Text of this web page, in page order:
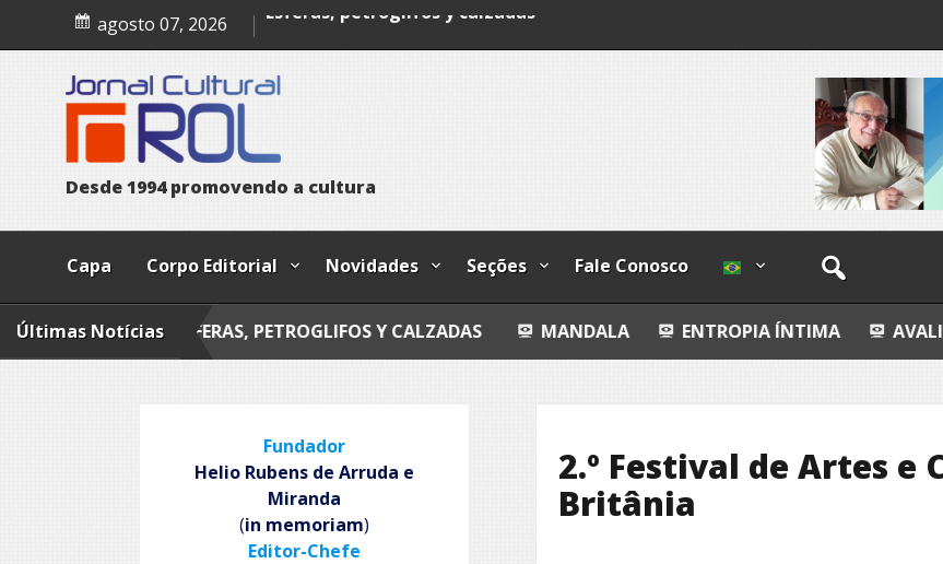
content
agosto 07, 2026
Desde1994 promovendo a cultura
Capa Corpo Editorial Novidades Seções Fale Conosco
Últimas Notícias
ESFERAS, PETROGLIFOS Y CALZADAS MANDALA ENTROPIA ÍNTIMA AVALIAÇÃO
2.º Festival de Artes e
Britânia
Fundador
Helio Rubens de Arruda e
Miranda
(in memoriam)
Editor-Chefe